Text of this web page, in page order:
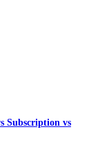
Subscription vs